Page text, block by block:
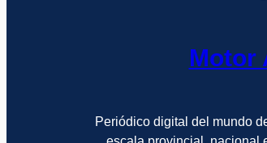
Motor
Periódico digital del mundo